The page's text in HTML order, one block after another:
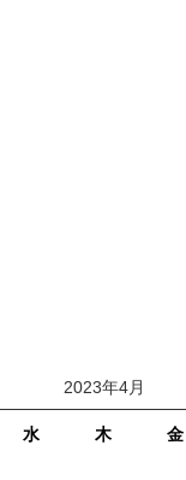
2023年4月
水 木 金